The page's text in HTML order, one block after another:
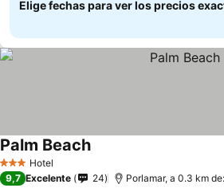
Elige fechas para ver los precios
3 Estrellas
Hotel
Palm Beach
9,7 Excelente 24 Porlamar, a 0.3 km